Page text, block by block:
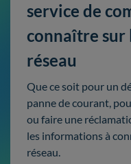
service de
connaître sur
réseau
Que ce soit pour un
panne de courant,
ou faire une
les informations à
réseau.